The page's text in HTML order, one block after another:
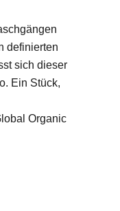
definierten
sich dieser
Ein Stück,
Organic